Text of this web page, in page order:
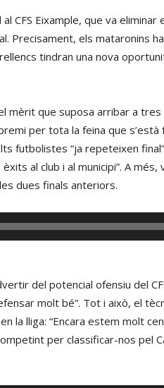
CFS Eixample, que va
Precisament, els mataronins
tindran una nova
mèrit que suposa arribar a tres
per tota la feina que s’està
futbolistes “ja repeteixen
al club i al municipi”. A més,
dues finals anteriors.
del potencial ofensiu del
molt bé”. Tot i això, el
la lliga: “Encara estem molt
per classificar-nos pel